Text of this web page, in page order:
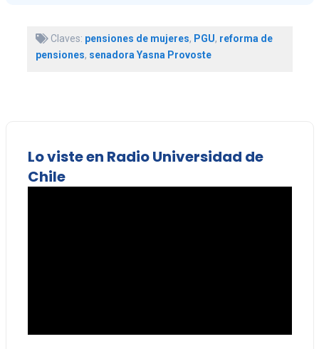
Claves: pensiones de mujeres, PGU, reforma de
pensiones, senadora Yasna Provoste
Lo viste en Radio Universidad de
Chile